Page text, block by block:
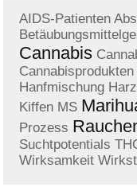
AIDS-Patienten
Cannabis
Cannabisprodukten
Hanfmischung Harz
Kiffen MS
Prozess
Suchtpotentials
Wirksamkeit